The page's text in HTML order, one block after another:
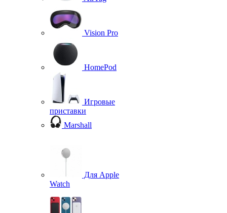
Vision Pro
HomePod
Игровые
приставки
Marshall
Для Apple
Watch